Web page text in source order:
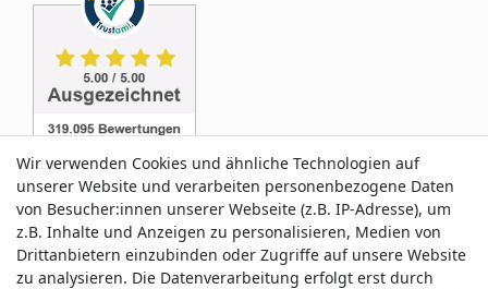
Service & Kontakt
Wir verwenden Cookies und ähnliche Technologien auf
unserer Website und verarbeiten personenbezogene Daten
von Besucher:innen unserer Webseite (z.B. IP-Adresse), um
z.B. Inhalte und Anzeigen zu personalisieren, Medien von
Drittanbietern einzubinden oder Zugriffe auf unsere Website
zu analysieren. Die Datenverarbeitung erfolgt erst durch